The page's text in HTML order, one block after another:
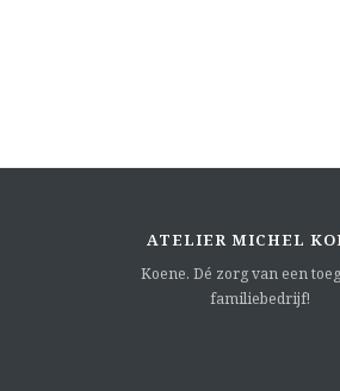
ATELIER MICHEL
Koene. Dé zorg van een
familiebedrijf!